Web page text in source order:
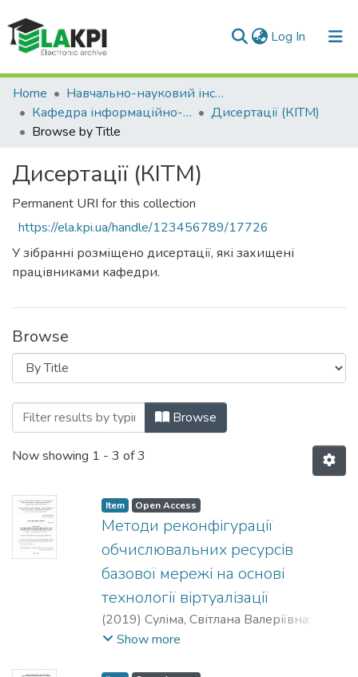
Log In (current)
Communities & Collections
All of DSpace
Home
Навчально-науковий інститут телекомунікаційних систем (НН ІТС)
Кафедра інформаційно-телекомунікаційних мереж (КІТМ)
Дисертації (КІТМ)
Browse by Title
Дисертації (КІТМ)
Permanent URI for this collection
https://ela.kpi.ua/handle/123456789/17726
У зібранні розміщено дисертації, які захищені
працівниками кафедри.
Browse
Browsing Дисертації (КІТМ) by Title
Browse
Now showing 1 - 3 of 3
Item Open Access
Методи реконфігурації
обчислювальних ресурсів
базової мережі на основі
технології віртуалізації
(2019) Суліма, Світлана Валеріївна;
Скулиш, Марія Анатоліївна
Show more